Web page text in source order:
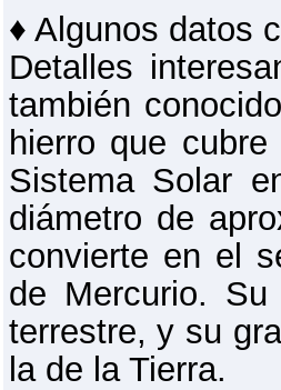
♦ Algunos datos
Detalles
también
hierro que
Sistema Solar
diámetro de
convierte en el
de Mercurio.
terrestre, y su
la de la Tierra.